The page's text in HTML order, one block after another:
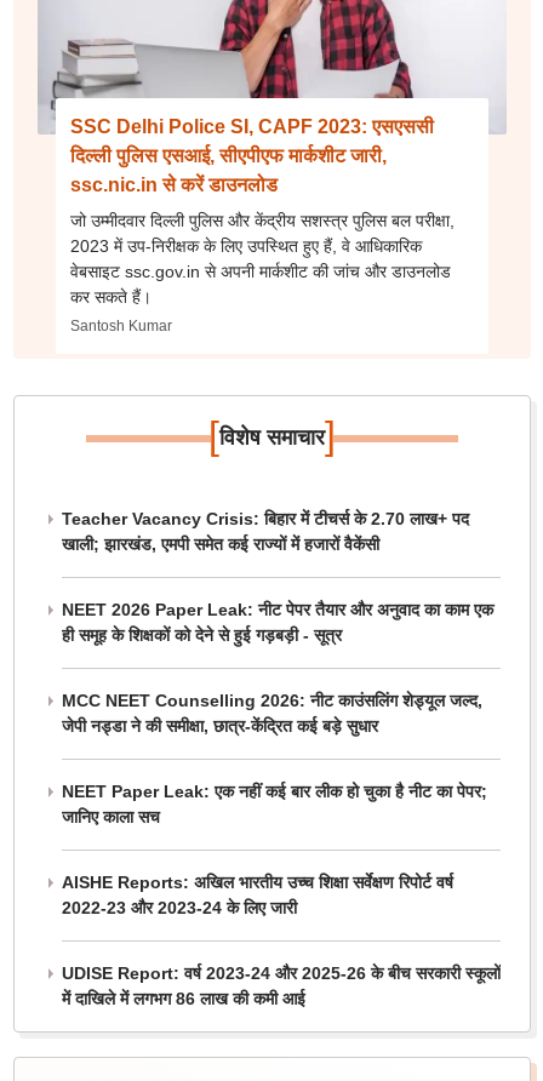
SSC Delhi Police SI, CAPF 2023: एसएससी
दिल्ली पुलिस एसआई, सीएपीएफ मार्कशीट जारी,
ssc.nic.in से करें डाउनलोड
जो उम्मीदवार दिल्ली पुलिस और केंद्रीय सशस्त्र पुलिस बल परीक्षा,
2023 में उप-निरीक्षक के लिए उपस्थित हुए हैं, वे आधिकारिक
वेबसाइट ssc.gov.in से अपनी मार्कशीट की जांच और डाउनलोड
कर सकते हैं।
Santosh Kumar
[विशेष समाचार]
Teacher Vacancy Crisis: बिहार में टीचर्स के 2.70 लाख+ पद
खाली; झारखंड, एमपी समेत कई राज्यों में हजारों वैकेंसी
NEET 2026 Paper Leak: नीट पेपर तैयार और अनुवाद का काम एक
ही समूह के शिक्षकों को देने से हुई गड़बड़ी - सूत्र
MCC NEET Counselling 2026: नीट काउंसलिंग शेड्यूल जल्द,
जेपी नड्डा ने की समीक्षा, छात्र-केंद्रित कई बड़े सुधार
NEET Paper Leak: एक नहीं कई बार लीक हो चुका है नीट का पेपर;
जानिए काला सच
AISHE Reports: अखिल भारतीय उच्च शिक्षा सर्वेक्षण रिपोर्ट वर्ष
2022-23 और 2023-24 के लिए जारी
UDISE Report: वर्ष 2023-24 और 2025-26 के बीच सरकारी स्कूलों
में दाखिले में लगभग 86 लाख की कमी आई